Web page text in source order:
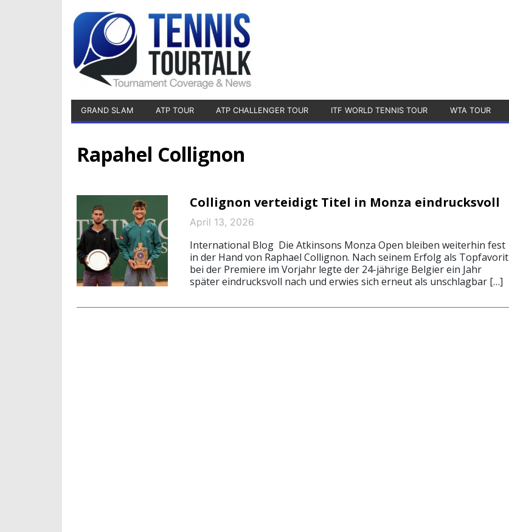
GRAND SLAM ATP TOUR ATP CHALLENGER TOUR ITF WORLD TENNIS TOUR WTA TOUR
Rapahel Collignon
Collignon verteidigt Titel in Monza eindrucksvoll
April 13, 2026
International Blog Die Atkinsons Monza Open bleiben weiterhin fest
in der Hand von Raphael Collignon. Nach seinem Erfolg als Topfavorit
bei der Premiere im Vorjahr legte der 24-jährige Belgier ein Jahr
später eindrucksvoll nach und erwies sich erneut als unschlagbar […]